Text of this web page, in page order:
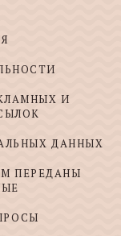
И
ДАННЫХ
ПЕРЕДАНЫ